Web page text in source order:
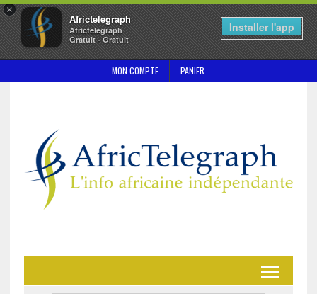
×
Africtelegraph
Africtelegraph
Gratuit - Gratuit
Installer l'app
MON COMPTE PANIER